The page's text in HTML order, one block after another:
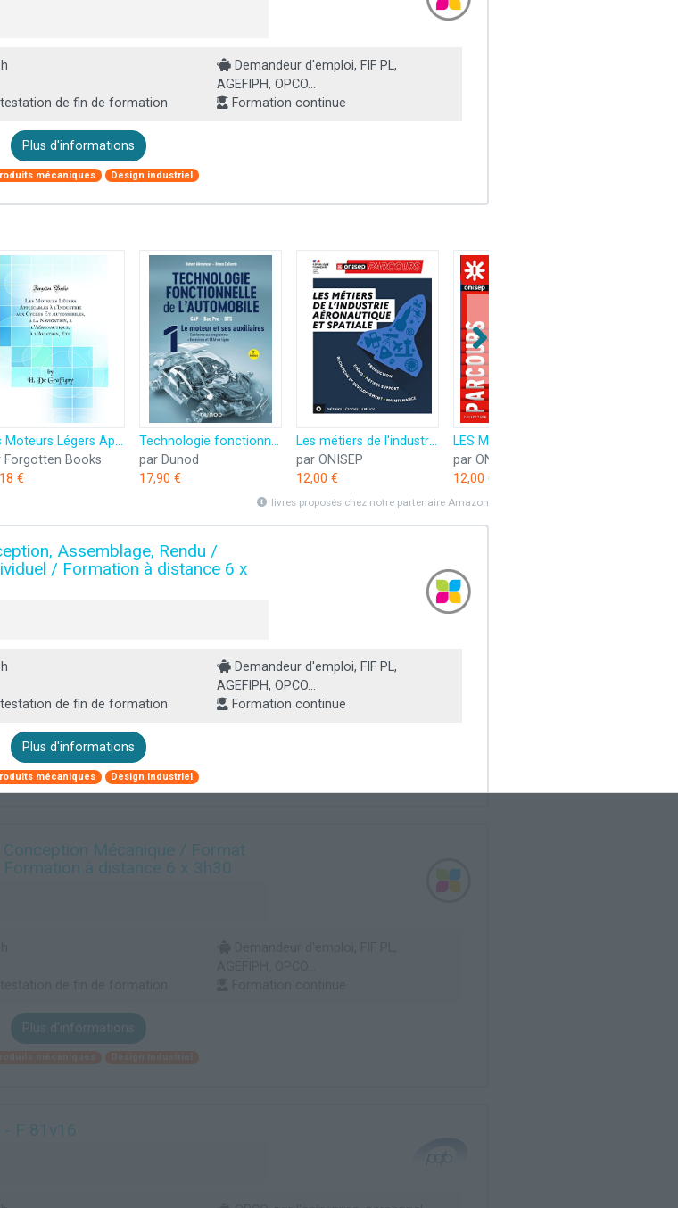
Demandeur d'emploi, FIF PL,
AGEFIPH, OPCO...
de fin de formation Formation continue
Plus d'informations
mécaniques Design industriel
Les Moteurs Légers Applicables à l'Industrie aux Cycles Et Automobiles, à la Navigation, à l'Aéronautique, à l'Aviation, Etc (Classic Reprint)
Forgotten Books
€
Technologie fonctionnelle de l'automobile - Tome 1 - 9e éd.: Le moteur et ses auxiliaires
par Dunod
17,90 €
Les métiers de l'industrie aéronautique et spatiale
par ONISEP
12,00 €
par ONISEP
12,00 €
livres proposés chez notre partenaire Amazon
Assemblage, Rendu /
/ Formation à distance 6 x
Demandeur d'emploi, FIF PL,
AGEFIPH, OPCO...
de fin de formation Formation continue
Plus d'informations
mécaniques Design industriel
Mécanique / Format
à distance 6 x 3h30
Plus d'informations
F 81v16